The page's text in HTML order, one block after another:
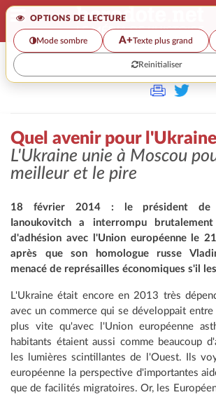
OPTIONS DE LECTURE
Mode sombre A+Texte plus grand
Reinitialiser
>
Quel avenir pour
L'Ukraine unie à Moscou
meilleur et le pire
18 février 2014 : le président
Ianoukovitch a interrompu
d'adhésion avec l'Union européenne le
après que son homologue russe
menacé de représailles économiques s'il
L'Ukraine était encore en 2013 très
avec un commerce qui se développait
plus vite qu'avec l'Union européenne
habitants étaient aussi comme beaucoup
les lumières scintillantes de l'Ouest. Ils
européenne la perspective d'importantes
que de facilités migratoires. Or, les